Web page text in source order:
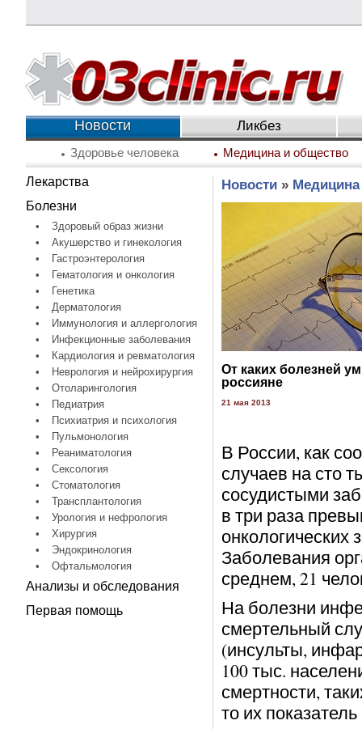
Новости Ликбез
Здоровье человека Медицина и общество
Лекарства
Болезни
•
Здоровый образ жизни
•
Акушерство и гинекология
•
Гастроэнтерология
•
Гематология и онкология
•
Генетика
•
Дерматология
•
Иммунология и аллергология
•
Инфекционные заболевания
•
Кардиология и ревматология
•
Неврология и нейрохирургия
•
Отоларингология
•
Педиатрия
•
Психиатрия и психология
•
Пульмонология
•
Реаниматология
•
Сексология
•
Стоматология
•
Трансплантология
•
Урология и нефрология
•
Хирургия
•
Эндокринология
•
Офтальмология
Анализы и обследования
Первая помощь
Новости»
От каких болезней
россияне
21 мая 2013
В России, как
случаев на сто
сосудистыми
в три раза
онкологических
Заболевания
среднем, 21
На болезни
смертельный
(инсульты,
100 тыс.
смертности,
то их